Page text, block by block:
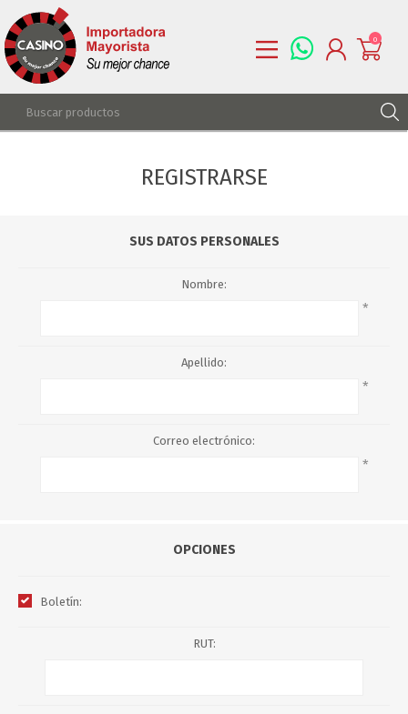
0
REGISTRARSE
SUS DATOS PERSONALES
Nombre:
*
Apellido:
*
Correo electrónico:
*
OPCIONES
Boletín:
RUT: